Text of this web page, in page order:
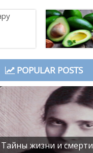
POPULAR POSTS
Тайны жизни и